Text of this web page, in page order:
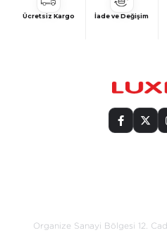
Ücretsiz Kargo İade ve Değişim
Organize Sanayi Bölgesi 12. Cad.